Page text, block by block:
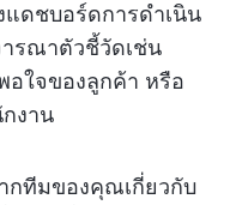
ดชบอร์ดการดำเนิน
รณาตัวชี้วัดเช่น
อใจของลูกค้า หรือ
งาน
กทีมของคุณเกี่ยวกับ